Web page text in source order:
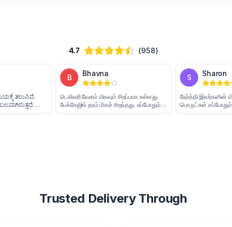
4.7 (958)
Poojitha
ನನ್ನ ಎಲ್ಲಾ ಆರ್ಡರ್‌ಗಳು ಸಮಯಕ್ಕೆ ತಲುಪಿವೆ.
ಪ್ಯಾಕೇಜಿಂಗ್ ಸುರಕ್ಷಿತ ಮತ್ತು ಬಲವಾಗಿರುತ್ತದೆ.
ಟ್ರ್ಯಾಕಿಂಗ್ ಮಾಹಿತಿ ನಿಯಮಿತವಾಗಿ ಸಿಗುತ್ತದೆ.
Bhavna
டெலிவரி வேகம் மிகவும் சிறப்பாக உள்ளது.
பேக்கேஜிங் தரம் மிகச் சிறந்தது. எப்போதும்
நேரத்தில் வந்து சேர்கிறது. சேவை மிகச்
Trusted Delivery Through